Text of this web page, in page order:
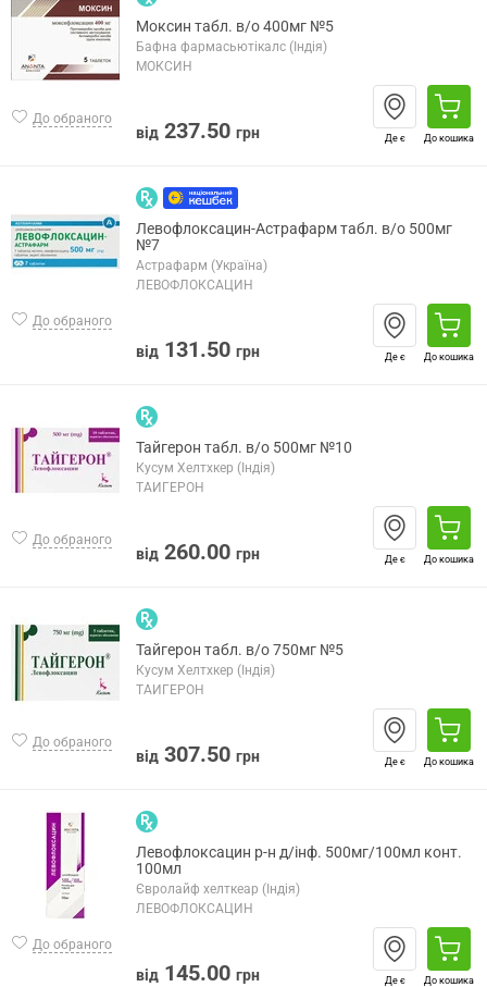
До обраного
Моксин табл. в/о 400мг №5
Бафна фармасьютікалс (Індія)
МОКСИН
від 237.50 грн Де є До кошика
До обраного
Левофлоксацин-Астрафарм табл. в/о 500мг
№7
Астрафарм (Україна)
ЛЕВОФЛОКСАЦИН
від 131.50 грн Де є До кошика
До обраного
Тайгерон табл. в/о 500мг №10
Кусум Хелтхкер (Індія)
ТАЙГЕРОН
від 260.00 грн Де є До кошика
До обраного
Тайгерон табл. в/о 750мг №5
Кусум Хелтхкер (Індія)
ТАЙГЕРОН
від 307.50 грн Де є До кошика
До обраного
Левофлоксацин р-н д/інф. 500мг/100мл конт.
100мл
Євролайф хелткеар (Індія)
ЛЕВОФЛОКСАЦИН
від 145.00 грн Де є До кошика